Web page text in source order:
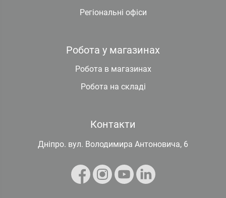
Регіональні офіси
Робота у магазинах
Робота в магазинах
Робота на складі
Контакти
Дніпро. вул. Володимира Антоновича, 6